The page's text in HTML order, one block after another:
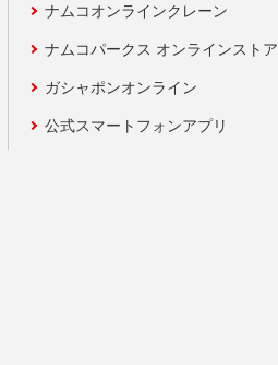
ナムコオンラインクレーン
ナムコパークス オンラインストア
ガシャポンオンライン
公式スマートフォンアプリ